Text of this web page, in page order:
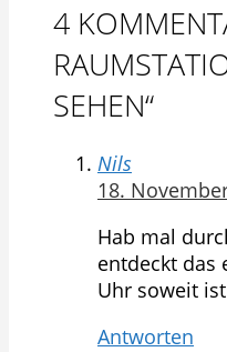
4
SEHEN“
Nils
18.
Hab mal
entdeckt das
Uhr soweit
Antworten